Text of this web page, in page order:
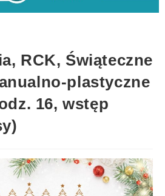
RCK, Świąteczne
plastyczne
16, wstęp